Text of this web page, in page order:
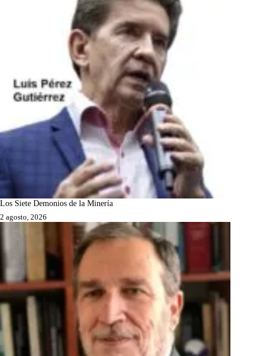
Los Siete Demonios de la Minería
2 agosto, 2026